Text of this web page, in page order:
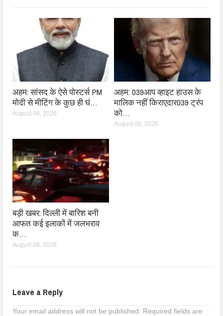
अहम: सांसद के ऐसे पोस्टर्स PM
मोदी से मीटिंग के कुछ ही घं…
August 08, 2026
अहम: 039आप व्हाइट हाउस के
मालिक नहीं किराएदार039 ट्रंप
को…
August 08, 2026
बड़ी खबर: दिल्ली में बारिश बनी
आफत कई इलाकों में जलभराव
क…
August 08, 2026
Leave a Reply
Your email address will not be published.
Required fields are